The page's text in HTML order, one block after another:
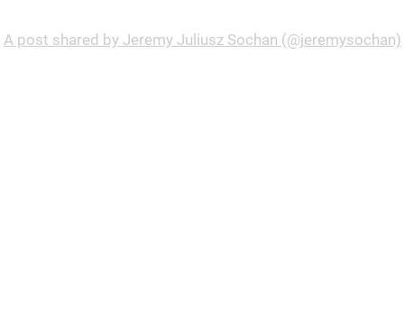
A post shared by Jeremy Juliusz Sochan (@jeremysochan)